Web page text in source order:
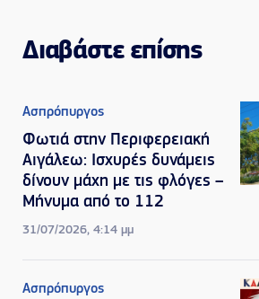
Διαβάστε επίσης
Ασπρόπυργος
Φωτιά στην Περιφερειακή
Αιγάλεω: Ισχυρές δυνάμεις
δίνουν μάχη με τις φλόγες –
Μήνυμα από το 112
31/07/2026, 4:14 μμ
Ασπρόπυργος